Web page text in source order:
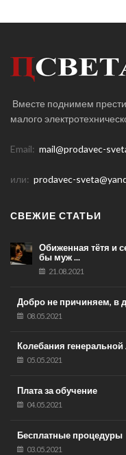
Вместе поднимем
малого
Email: mail@prodavec-
или: prodavec-
СВЕЖИЕ СТАТЬИ
Обиженная тётя и
бы муж ...
21.08.2021
Добро не причиняем, в
08.05.2021
Колебания генеральной
05.05.2021
Плата за обучение
04.05.2021
Бесплатные процедуры
03.05.2021